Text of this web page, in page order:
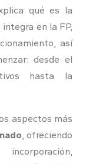
qué es la
en la FP,
así
desde el
hasta la
aspectos más
, ofreciendo